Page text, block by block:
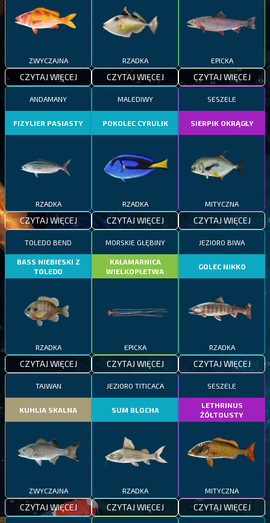
ZWYCZAJNA
CZYTAJ WIĘCEJ
RZADKA
CZYTAJ WIĘCEJ
EPICKA
CZYTAJ WIĘCEJ
ANDAMANY
FIZYLIER PASIASTY
RZADKA
CZYTAJ WIĘCEJ
MALEDIWY
POKOLEC CYRULIK
RZADKA
CZYTAJ WIĘCEJ
SESZELE
SIERPIK OKRĄGŁY
MITYCZNA
CZYTAJ WIĘCEJ
TOLEDO BEND
BASS NIEBIESKI Z
TOLEDO
RZADKA
CZYTAJ WIĘCEJ
MORSKIE GŁĘBINY
KAŁAMARNICA
WIELKOPŁETWA
EPICKA
CZYTAJ WIĘCEJ
JEZIORO BIWA
GOLEC NIKKO
RZADKA
CZYTAJ WIĘCEJ
TAJWAN
KUHLIA SKALNA
ZWYCZAJNA
CZYTAJ WIĘCEJ
JEZIORO TITICACA
SUM BLOCHA
RZADKA
CZYTAJ WIĘCEJ
SESZELE
LETHRINUS
ŻÓŁTOUSTY
MITYCZNA
CZYTAJ WIĘCEJ